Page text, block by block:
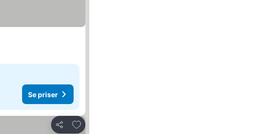
Se priser
Dela
Lägg till i Mina Favoriter